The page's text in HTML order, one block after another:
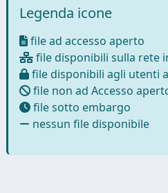
Legenda icone
file ad accesso aperto
file disponibili sulla rete
file disponibili agli utenti
file non ad Accesso
file sotto embargo
nessun file disponibile